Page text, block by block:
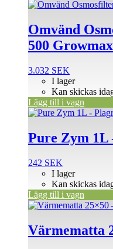
Omvänd
500 Growmax
3.032 SEK
I lager
Kan skickas
Lägg till i vagn
Pure Zym 1L
242 SEK
I lager
Kan skickas
Lägg till i vagn
Värmematta